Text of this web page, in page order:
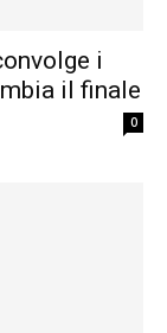
i
il finale
0